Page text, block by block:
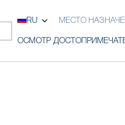
RU МЕСТО
ОСМОТР